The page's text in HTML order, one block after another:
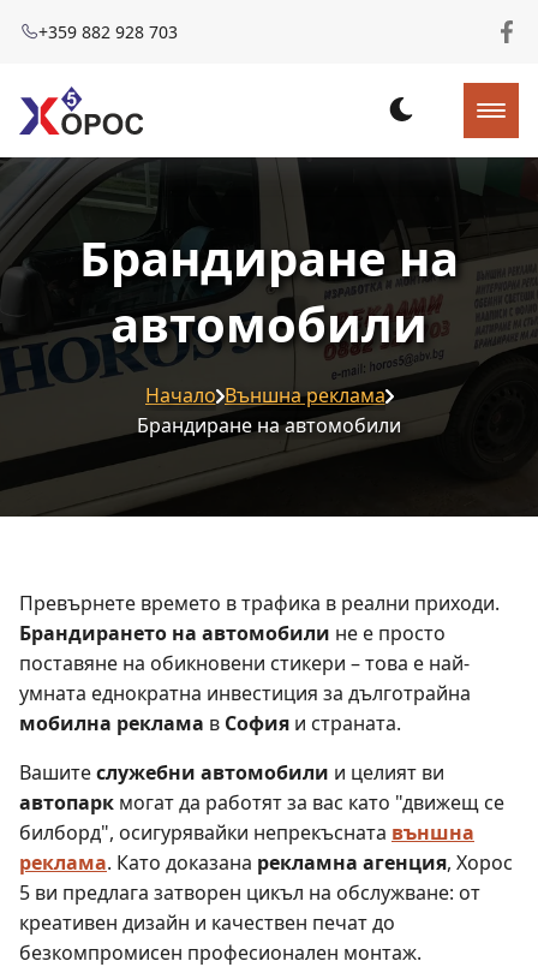
+359 882 928 703
Брандиране на
автомобили
Начало Външна реклама
Брандиране на автомобили
Превърнете времето в трафика в реални приходи.
Брандирането на автомобили не е просто
поставяне на обикновени стикери – това е най-
умната еднократна инвестиция за дълготрайна
мобилна реклама в София и страната.
Вашитеслужебни автомобили и целият ви
автопарк могат да работят за вас като "движещ се
билборд", осигурявайки непрекъсната външна
реклама. Като доказана рекламна агенция, Хорос
5 ви предлага затворен цикъл на обслужване: от
креативен дизайн и качествен печат до
безкомпромисен професионален монтаж.